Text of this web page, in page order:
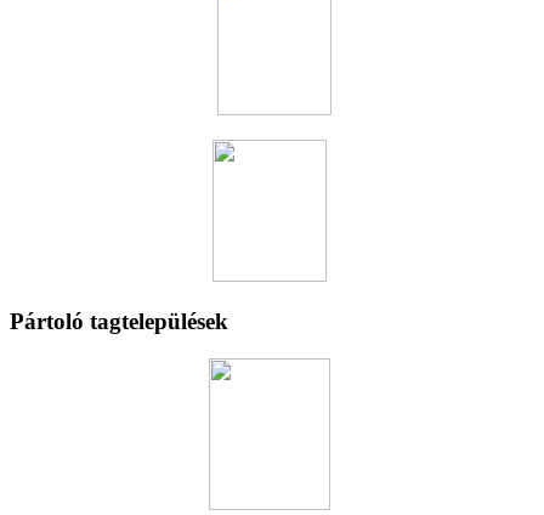
Pártoló tagtelepülések